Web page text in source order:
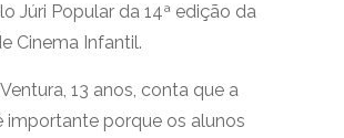
Júri Popular da 14ª edição da
Cinema Infantil.
13 anos, conta que a
importante porque os alunos